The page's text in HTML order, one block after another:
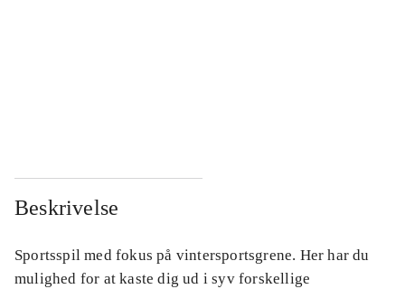
Beskrivelse
Sportsspil med fokus på vintersportsgrene. Her har du
mulighed for at kaste dig ud i syv forskellige